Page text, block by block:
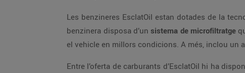
Les benzineres EsclatOil estan dotades de la tecnologia més innovadora i de sistemes de seguretat que garanteixen la màxima eficiència del servei. Cada
benzinera disposa d’un sistema de microfiltratge
Entre l’oferta de carburants